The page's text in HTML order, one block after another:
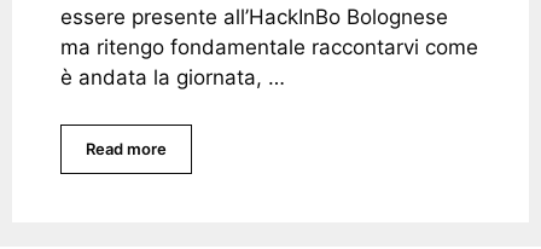
essere presente all’HackInBo Bolognese
ma ritengo fondamentale raccontarvi come
è andata la giornata, …
Read more